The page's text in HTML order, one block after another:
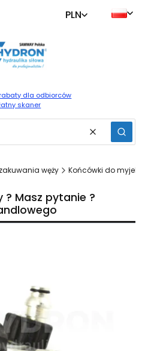
PLN
dla odbiorców
skaner
Wyczyść
węży Końcówki do myjek
Masz pytanie ?